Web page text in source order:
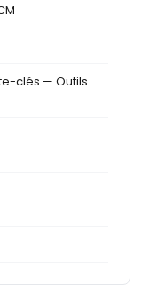
clés — Outils